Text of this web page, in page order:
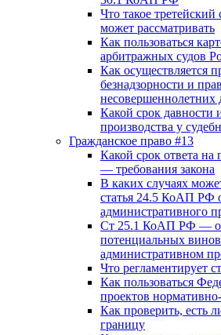
Что такое третейский
может рассматривать
Как пользоваться
арбитражных судов
Как осуществляется
безнадзорности и
несовершеннолетних
Какой срок давности
производства у
Гражданское право #13
Какой срок ответа
— требования закона
В каких случаях
статья 24.5 КоАП РФ
административного
Ст 25.1 КоАП РФ —
потенциальных
административном
Что регламентирует
Как пользоваться
проектов
Как проверить, есть
границу